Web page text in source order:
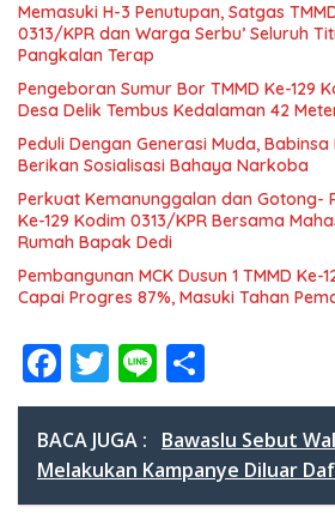
Memasuki H-3 Penutupan, Satgas
0313/KPR dan Warga Serbu’ Seluruh
Pangkalan Terap
Pengeboran Sumur Bor TMMD Ke-129
Desa Delik Tembus Kedalaman 42
Peduli Dengan Generasi Muda,
Berikan Sosialisasi Bahaya Narkoba
Perkuat Kemanunggalan dan Gotong-
Ke-129 Kodim 0313/KPR Bersama
Rumah Bapak Dedi
Pembangunan MCK Dusun 1 TMMD Ke-
Capai Progres 87%, Masuki Tahan
F
ac
e
b
o
T
w
itt
er
Li
n
e
h
ar
e
BACA JUGA :
Bawaslu Sebut
Melakukan Kampanye Diluar